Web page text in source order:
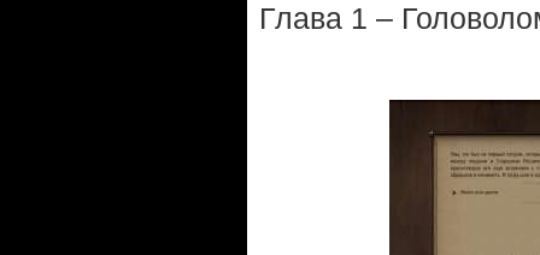
Глава 1 –